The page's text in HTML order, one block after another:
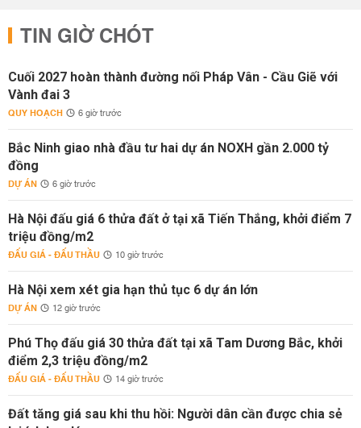
TIN GIỜ CHÓT
Cuối 2027 hoàn thành đường nối Pháp Vân - Cầu Giẽ với
Vành đai 3
QUY HOẠCH 6 giờ trước
Bắc Ninh giao nhà đầu tư hai dự án NOXH gần 2.000 tỷ
đồng
DỰ ÁN 6 giờ trước
Hà Nội đấu giá 6 thửa đất ở tại xã Tiến Thắng, khởi điểm 7
triệu đồng/m2
ĐẤU GIÁ - ĐẤU THẦU 10 giờ trước
Hà Nội xem xét gia hạn thủ tục 6 dự án lớn
DỰ ÁN 12 giờ trước
Phú Thọ đấu giá 30 thửa đất tại xã Tam Dương Bắc, khởi
điểm 2,3 triệu đồng/m2
ĐẤU GIÁ - ĐẤU THẦU 14 giờ trước
Đất tăng giá sau khi thu hồi: Người dân cần được chia sẻ